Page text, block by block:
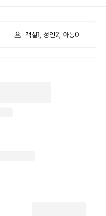
객실1, 성인2, 아동0